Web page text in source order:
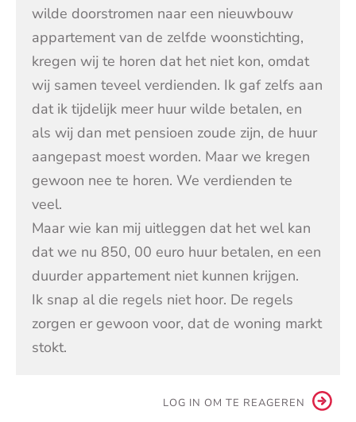
wilde doorstromen naar een nieuwbouw
appartement van de zelfde woonstichting,
kregen wij te horen dat het niet kon, omdat
wij samen teveel verdienden. Ik gaf zelfs aan
dat ik tijdelijk meer huur wilde betalen, en
als wij dan met pensioen zoude zijn, de huur
aangepast moest worden. Maar we kregen
gewoon nee te horen. We verdienden te
veel.
Maar wie kan mij uitleggen dat het wel kan
dat we nu 850, 00 euro huur betalen, en een
duurder appartement niet kunnen krijgen.
Ik snap al die regels niet hoor. De regels
zorgen er gewoon voor, dat de woning markt
stokt.
LOG IN OM TE REAGEREN